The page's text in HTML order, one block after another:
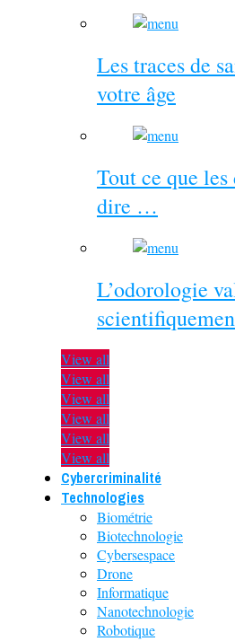
Les traces de
votre âge
Tout ce que
dire …
L’odorologie
View all
View all
View all
View all
View all
View all
Cybercriminalité
Technologies
Biométrie
Biotechnologie
Cybersespace
Drone
Informatique
Nanotechnologie
Robotique